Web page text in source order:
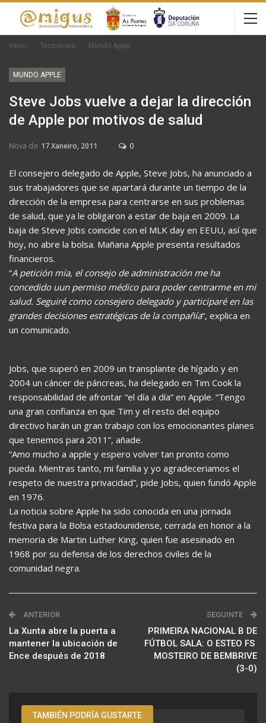
Inicio Tecnoloxía Mundo Apple
MUNDO APPLE
Steve Jobs vuelve a dejar la dirección
de Apple por motivos de salud
Nova do 17 Xaneiro, 2011 0
El consejero delegado de Apple, Steve Jobs, ha anunciado a
sus trabajadores que se apartará durante un tiempo de la
dirección de la empresa para centrarse en sus problemas
de salud, que ya le obligaron a estar de baja en 2009. La
baja de Steve Jobs coincide con el MLK day en EEUU, así que
hoy, no abre la bolsa. Mañana Apple presenta resultados
financieros.
“A petición mía, el consejo de administración me ha
concedido uun permiso médico para poder centrarme en mi
salud. Seguiré como consejero delegado y participaré en las
grandes decisiones estratégicas de la compañía“, explica en
un comunicado.
Jobs, que superó en 2009 un transplante de hígado y en
2004 un cáncer de páncreas, ha delegado en Tim Cook la
responsabilidad de afrontar “el día a día” en Apple. “Tengo
una gran confianza en que Tim y el resto del equipo
directivo harán un gran trabajo con los emocionantes planes
que tenemos para 2011”, añade.
“Amo mucho a apple y espero volver tan pronto como
pueda. Mientras tanto, mi familia y yo agradeceriamos el
respeto de nuestra privacidad”, pide Jobs, quien fundó Apple
en 1976.
La noticia sobre Apple ha sido conocida en una jornada
festiva para la Bolsa estadounidense, cerrada en honor a la
memoria de Martin Luther King, quien fue asesinado en
1968 por su defensa de los derechos civiles de la
comunidad negra.
ANTERIOR
La Xunta abre la puerta a
mantener la ubicación de
Ence después de 2018
SEGUINTE
PRIMEIRA NACIONAL B DE
FÚTBOL SALA: O ESTEO FS 
MOSTEIRO DE BEMBRIVE
(3-0)
TAMBIÉN PODRÍA GUSTARTE